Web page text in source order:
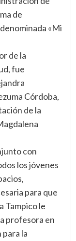
de
«Mi
de la
fue
Córdoba,
de la
con
los jóvenes
para que
Tampico le
profesora en
la